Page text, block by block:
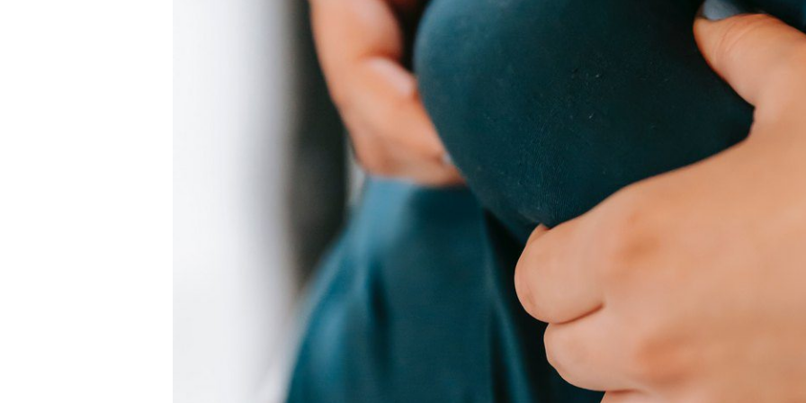
Kde bude Váš zkušební trénink?
Kralupy nad Vltavou
P10 Strašnická
P2 Jiřího z Poděbrad
P9 Černý Most
P4 Pankrác/Budějovická
P11 Chodov (metro C) - OD 10.8. 2026
Souhlas sezpracováním osobních údajů . Údaje jsou v bezpečí, neposíláme
ODESLAT